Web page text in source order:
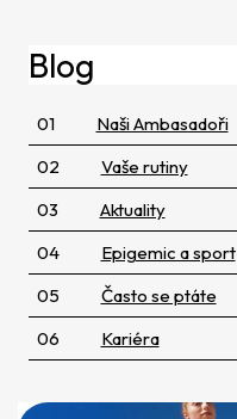
Témata
01 Naši Ambasadoři
02
Vaše rutiny
03
Aktuality
04
Epigemic a sport
05
Často se ptáte
06
Kariéra